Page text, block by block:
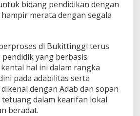
bidang pendidikan dengan
merata dengan segala
di Bukittinggi terus
yang berbasis
hal ini dalam rangka
pada adabilitas serta
dengan Adab dan sopan
dalam kearifan lokal
beradat.